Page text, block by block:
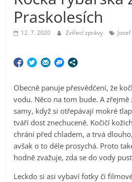
Praskolesích
12. 7. 2020 Zvířecí zprávy
Obecně panuje přesvědčení, že
vodu. Něco na tom bude. A
samy, když si otřepávají mokré
tváří dost znechuceně. Kočičí
chrání před chladem, a trvá
avšak o to déle prosychá. Proto
hodně zvažuje, zda se do vody
Leckdo si asi vybaví fotky či